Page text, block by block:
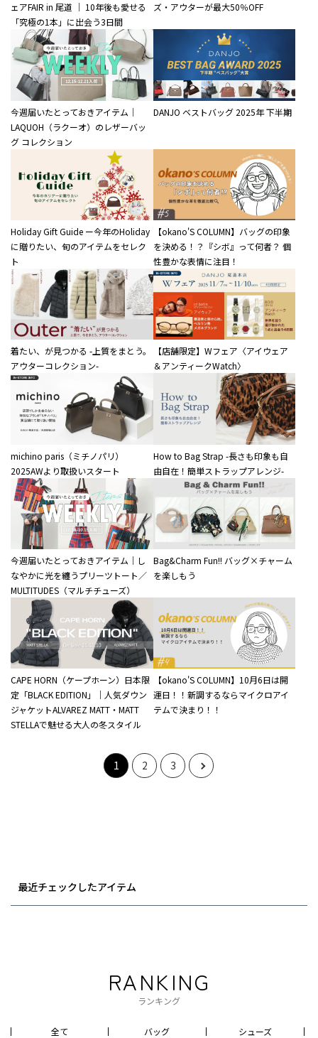
ェアFAIR in 尾道 ｜ 10年後も愛せる
「究極の1本」に出会う3日間
ズ・アウターが最大50％OFF
今週届いたとっておきアイテム｜
LAQUOH（ラクーオ）のレザーバッ
グ コレクション
DANJO ベストバッグ 2025年 下半期
Holiday Gift Guide ー今年のHoliday
に贈りたい、旬のアイテムをセレク
ト
【okano'S COLUMN】バッグの印象
を決める！？『シボ』って何者？ 個
性豊かな表情に注目！
着たい、が見つかる -上質をまとう。
アウターコレクション-
【店舗限定】Wフェア〈アイウェア
＆アンティークWatch〉
michino paris（ミチノパリ）
2025AWより取扱いスタート
How to Bag Strap -長さも印象も自
由自在！簡単ストラップアレンジ-
今週届いたとっておきアイテム｜し
なやかに光を纏うプリーツトート／
MULTITUDES（マルチチューズ）
Bag&Charm Fun!! バッグ×チャーム
を楽しもう
CAPE HORN（ケープホーン）日本限
定「BLACK EDITION」｜人気ダウン
ジャケットALVAREZ MATT・MATT
STELLAで魅せる大人の冬スタイル
【okano'S COLUMN】10月6日は開
運日！！新調するならマイクロアイ
テムで決まり！！
1 2 3
最近チェックしたアイテム
RANKING
ランキング
全て バッグ
シューズ